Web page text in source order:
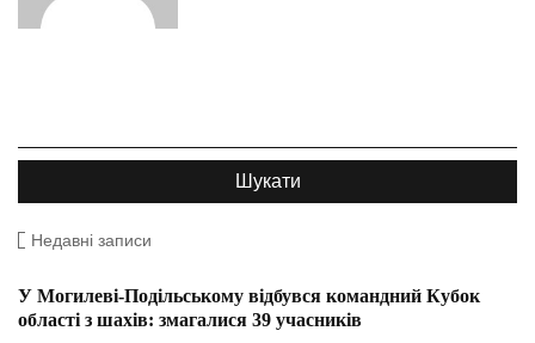
Недавні записи
У Могилеві-Подільському відбувся командний Кубок
області з шахів: змагалися 39 учасників